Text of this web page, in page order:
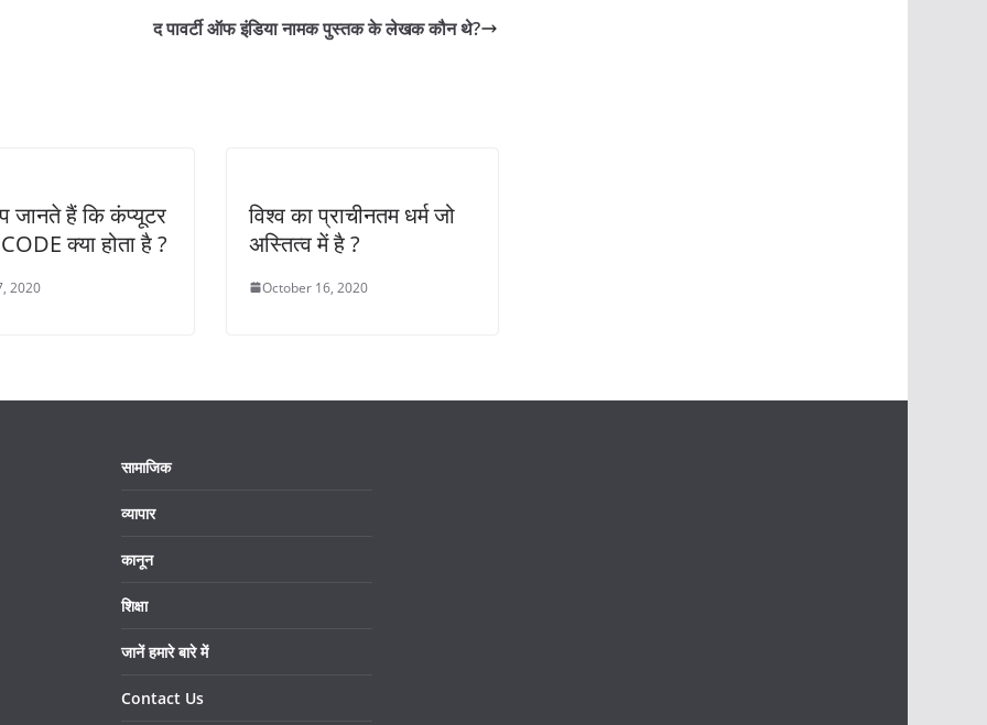
द पावर्टी ऑफ इंडिया नामक पुस्तक के लेखक कौन थे?
जानते हैं कि कंप्यूटर
क्या होता है ?
2020
विश्व का प्राचीनतम धर्म जो
अस्तित्व में है ?
October 16, 2020
सामाजिक
व्यापार
कानून
शिक्षा
जानें हमारे बारे में
Contact Us